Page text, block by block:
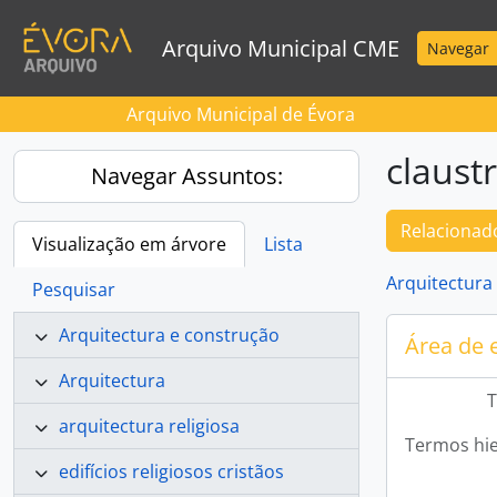
Arquivo Municipal CME Navegar
Arquivo Municipal de Évora
Navegar Assuntos:
Visualização em árvore
Lista
Pesquisar
Arquitectura e construção
Arquitectura
arquitectura religiosa
edifícios religiosos cristãos
Arquitectura
Área de
Termos